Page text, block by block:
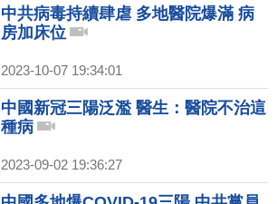
中共病毒持續肆虐 多地醫院爆滿 病
房加床位
2023-10-07 19:34:01
中國新冠三陽泛濫 醫生：醫院不治這
種病
2023-09-02 19:36:27